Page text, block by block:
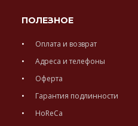
ПОЛЕЗНОЕ
Оплата и возврат
Адреса и телефоны
Оферта
Гарантия подлинности
HoReCa